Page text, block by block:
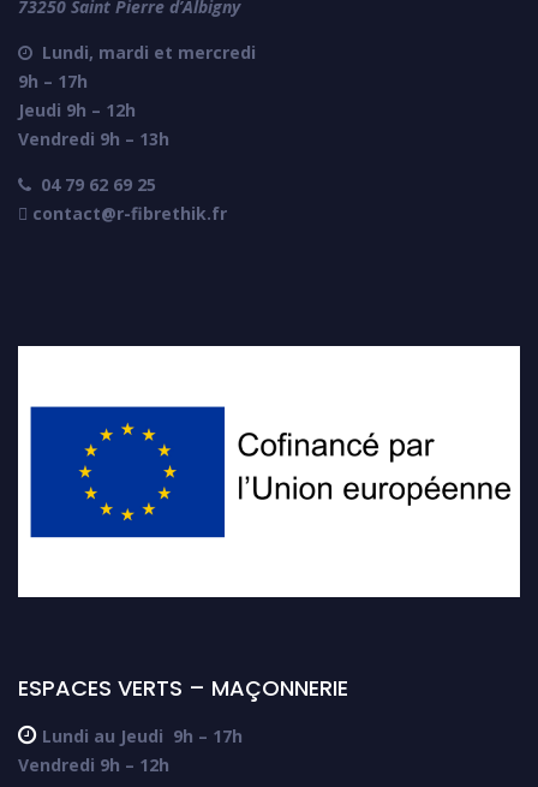
73250 Saint Pierre d’Albigny

Lundi, mardi et mercredi
9h – 17h
Jeudi 9h – 12h
Vendredi 9h – 13h

04 79 62 69 25
 contact@r-fibrethik.fr
ESPACES VERTS – MAÇONNERIE
 Lundi au Jeudi 9h – 17h
Vendredi 9h – 12h